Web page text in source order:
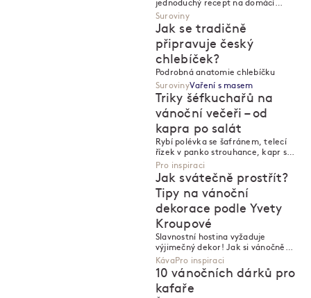
jednoduchý recept na domácí
filtrovanou kávu? Už nemusíte,
sepsali jsme ho!
Suroviny
Jak se tradičně
připravuje český
chlebíček?
Podrobná anatomie chlebíčku
SurovinyVaření s masem
Triky šéfkuchařů na
vánoční večeři – od
kapra po salát
Rybí polévka se šafránem, telecí
řízek v panko strouhance, kapr s
křenem a slaninou. Co a jak vaří
šéfkuchaři o Vánocích?
Pro inspiraci
Jak svátečně prostřít?
Tipy na vánoční
dekorace podle Yvety
Kroupové
Slavnostní hostina vyžaduje
výjimečný dekor! Jak si vánočně
ozdobit stůl – a prostor okolo něj?
KávaPro inspiraci
10 vánočních dárků pro
kafaře